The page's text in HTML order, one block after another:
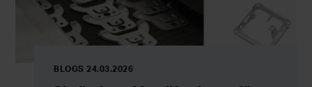
BLOGS 24.03.2026